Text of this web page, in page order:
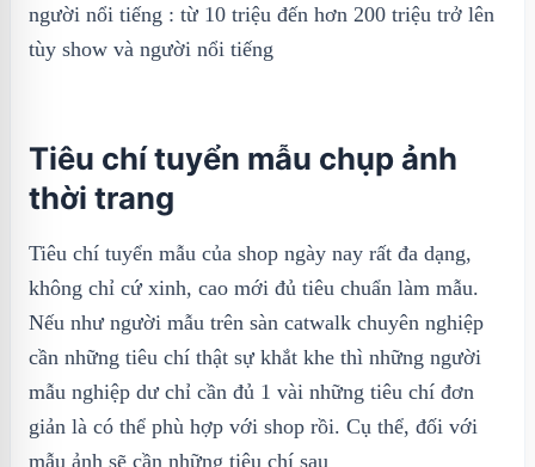
người nổi tiếng : từ 10 triệu đến hơn 200 triệu trở lên
tùy show và người nổi tiếng
Tiêu chí tuyển mẫu chụp ảnh
thời trang
Tiêu chí tuyển mẫu của shop ngày nay rất đa dạng,
không chỉ cứ xinh, cao mới đủ tiêu chuẩn làm mẫu.
Nếu như người mẫu trên sàn catwalk chuyên nghiệp
cần những tiêu chí thật sự khắt khe thì những người
mẫu nghiệp dư chỉ cần đủ 1 vài những tiêu chí đơn
giản là có thể phù hợp với shop rồi. Cụ thể, đối với
mẫu ảnh sẽ cần những tiêu chí sau